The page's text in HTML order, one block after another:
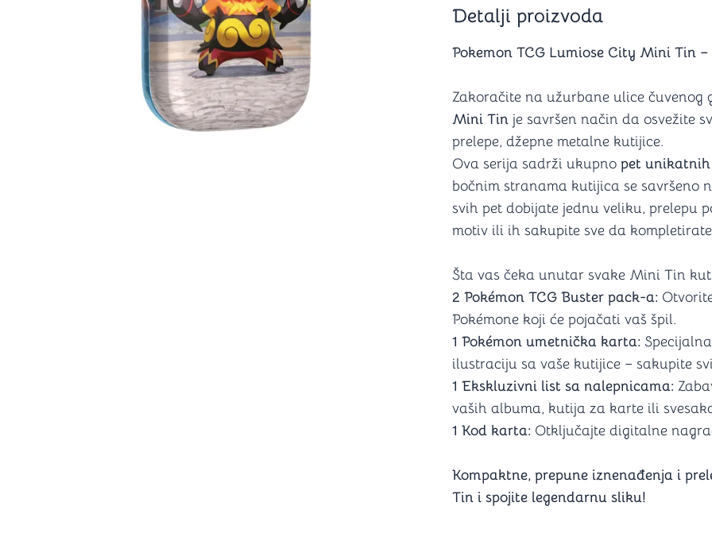
Puzzle 1000 delova
Puzzle 2000 delova
(TCG)
Yu-Gi-Oh
Pokemon
One Piece
Riftbound
Šah
Domine
Backgammon (Tavla)
Kutijice
Mozgalice
Hanayama
Kocke
Ostale mozgalice
Stripovi
Detalji proizvoda
Pokemon TCG Lumiose City Mini Tin
Zakoračite na užurbane ulice čuvenog
Mini Tin je savršen način da osvežite
prelepe, džepne metalne kutijice.
Ova serija sadrži ukupno pet
bočnim stranama kutijica se savršeno
svih pet dobijate jednu veliku, prelepu
motiv ili ih sakupite sve da
Šta vas čeka unutar svake Mini Tin
2 Pokémon TCG Buster pack-a:
Pokémone koji će pojačati vaš špil.
1 Pokémon umetnička karta:
ilustraciju sa vaše kutijice – sakupite
1 Ekskluzivni list sa nalepnicama:
vaših albuma, kutija za karte ili
1 Kod karta: Otključajte digitalne
Kompaktne, prepune iznenađenja i
Tin i spojite legendarnu sliku!